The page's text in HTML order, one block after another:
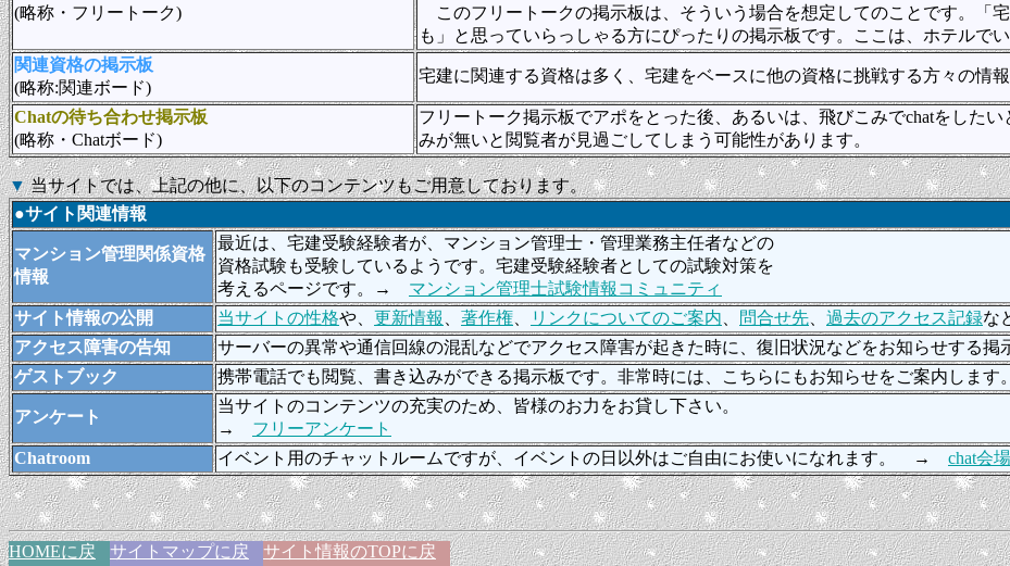
(略称・フリートーク)
このフリートークの掲示板は、そういう場合を想定してのことです。「
も」と思っていらっしゃる方にぴったりの掲示板です。ここは、ホテルで
関連資格の掲示板
(略称:関連ボード)
宅建に関連する資格は多く、宅建をベースに他の資格に挑戦する方々の情報
Chatの待ち合わせ掲示板
(略称・Chatボード)
フリートーク掲示板でアポをとった後、あるいは、飛びこみでchatをした
みが無いと閲覧者が見過ごしてしまう可能性があります。
▼当サイトでは、上記の他に、以下のコンテンツもご用意しております。
●サイト関連情報
マンション管理関係資格
情報
最近は、宅建受験経験者が、マンション管理士・管理業務主任者などの
資格試験も受験しているようです。宅建受験経験者としての試験対策を
考えるページです。→ マンション管理士試験情報コミュニティ
サイト情報の公開
当サイトの性格や、 更新情報 著作権 リンクについてのご案内 問合せ先 過去のアクセス記録な
アクセス障害の告知
サーバーの異常や通信回線の混乱などでアクセス障害が起きた時に、復旧状況などをお知らせする
ゲストブック
携帯電話でも閲覧、書き込みができる掲示板です。非常時には、こちらにもお知らせをご案内しま
アンケート
当サイトのコンテンツの充実のため、皆様のお力をお貸し下さい。
→ フリーアンケート
Chatroom
イベント用のチャットルームですが、イベントの日以外はご自由にお使いになれます。 → chat会
HOMEに戻
サイトマップに戻
サイト情報のTOPに戻